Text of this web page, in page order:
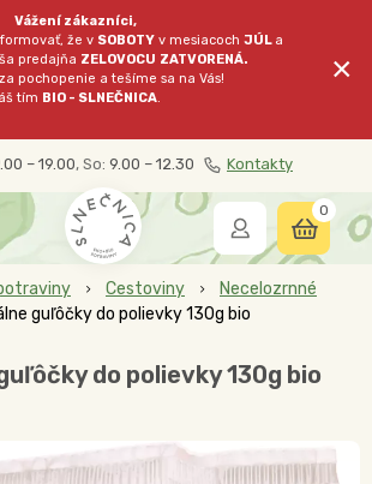
Vážení zákazníci,
že v SOBOTY v mesiacochJÚL a
predajňa ZELOVOCU ZATVORENÁ.
pochopenie a tešíme sa na Vás!
tím BIO - SLNEČNICA.
×
– 19.00, So: 9.00 – 12.30 Kontakty
0
Cestoviny
Necelozrnné
guľôčky do polievky 130g bio
do polievky 130g bio